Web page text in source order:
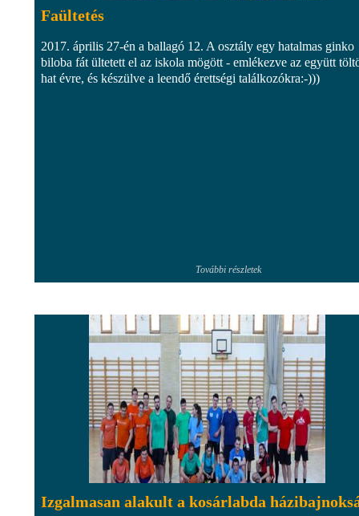
Faültetés
2017. április 27-én a ballagó 12. A osztály egy hatalmas ginko
biloba fát ültetett el az iskola mögött - emlékezve az együtt
hat évre, és készülve a leendő érettségi találkozókra:-)))
További részletek
Izgalmasan alakult a kosárlabda